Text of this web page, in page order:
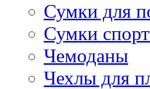
Сумки для
Сумки
Чемоданы
Чехлы для